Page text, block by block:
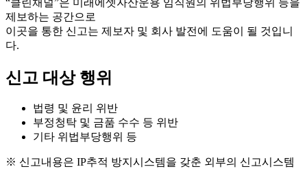
제보하는 공간으로
이곳을 통한 신고는 제보자 및 회사 발전에 도움이 될 것입니
다.
신고 대상 행위
법령 및 윤리 위반
부정청탁 및 금품 수수 등 위반
기타 위법부당행위 등
※ 신고내용은 IP추적 방지시스템을 갖춘 외부의 신고시스템